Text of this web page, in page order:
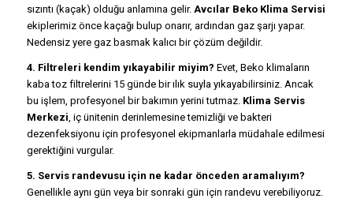
sızıntı (kaçak) olduğu anlamına gelir. Avcılar Beko Klima Servisi
ekiplerimiz önce kaçağı bulup onarır, ardından gaz şarjı yapar.
Nedensiz yere gaz basmak kalıcı bir çözüm değildir.
4. Filtreleri kendim yıkayabilir miyim? Evet, Beko klimaların
kaba toz filtrelerini 15 günde bir ılık suyla yıkayabilirsiniz. Ancak
bu işlem, profesyonel bir bakımın yerini tutmaz. Klima Servis
Merkezi, iç ünitenin derinlemesine temizliği ve bakteri
dezenfeksiyonu için profesyonel ekipmanlarla müdahale edilmesi
gerektiğini vurgular.
5. Servis randevusu için ne kadar önceden aramalıyım?
Genellikle aynı gün veya bir sonraki gün için randevu verebiliyoruz.